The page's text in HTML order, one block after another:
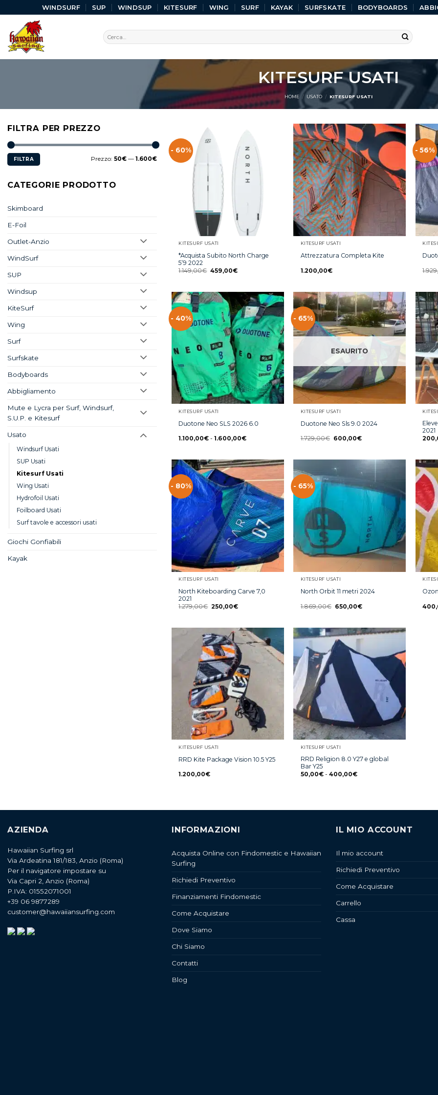
WINDSURF SUP WINDSUP KITESURF WING SURF KAYAK SURFSKATE BODYBOARDS
KITESURF USATI
HOME / USATO / KITESURF USATI
FILTRA PER PREZZO
FILTRA Prezzo: 50€ — 1.600€
CATEGORIE PRODOTTO
Skimboard
E-Foil
Outlet-Anzio
WindSurf
SUP
Windsup
KiteSurf
Wing
Surf
Surfskate
Bodyboards
Abbigliamento
Mute e Lycra per Surf, Windsurf,
S.U.P. e Kitesurf
Usato
Windsurf Usati
SUP Usati
Kitesurf Usati
Wing Usati
Hydrofoil Usati
Foilboard Usati
Surf tavole e accessori usati
Giochi Gonfiabili
Kayak
- 60%
KITESURF USATI
*Acquista Subito North Charge
5’9 2022
1.149,00€ 459,00€
KITESURF USATI
Attrezzatura Completa Kite
1.200,00€
- 56%
- 40%
KITESURF USATI
Duotone Neo SLS 2026 6.0
1.100,00€ - 1.600,00€
- 65%
ESAURITO
KITESURF USATI
Duotone Neo Sls 9.0 2024
1.729,00€ 600,00€
2021
- 80%
KITESURF USATI
North Kiteboarding Carve 7,0
2021
1.279,00€ 250,00€
- 65%
KITESURF USATI
North Orbit 11 metri 2024
1.869,00€ 650,00€
KITESURF USATI
RRD Kite Package Vision 10.5 Y25
1.200,00€
KITESURF USATI
RRD Religion 8.0 Y27 e global
Bar Y25
50,00€ - 400,00€
AZIENDA
Hawaiian Surfing srl
Via Ardeatina 181/183, Anzio (Roma)
Per il navigatore impostare su
Via Capri 2, Anzio (Roma)
P.IVA: 01552071001
+39 06 9877289
customer@hawaiiansurfing.com
INFORMAZIONI
Acquista Online con Findomestic e Hawaiian
Surfing
Richiedi Preventivo
Finanziamenti Findomestic
Come Acquistare
Dove Siamo
Chi Siamo
Contatti
Blog
IL MIO ACCOUNT
Il mio account
Richiedi Preventivo
Come Acquistare
Carrello
Cassa